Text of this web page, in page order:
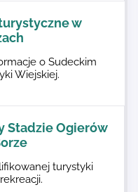
w
o Sudeckim
Wiejskiej.
Stadzie Ogierów
turystyki